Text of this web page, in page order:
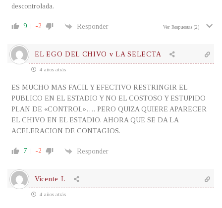
descontrolada.
9 -2 Responder Ver Respuestas (2)
EL EGO DEL CHIVO v LA SELECTA
4 años atrás
ES MUCHO MAS FACIL Y EFECTIVO RESTRINGIR EL
PUBLICO EN EL ESTADIO Y NO EL COSTOSO Y ESTUPIDO
PLAN DE «CONTROL»…. PERO QUIZA QUIERE APARECER
EL CHIVO EN EL ESTADIO. AHORA QUE SE DA LA
ACELERACION DE CONTAGIOS.
7 -2 Responder
Vicente L
4 años atrás